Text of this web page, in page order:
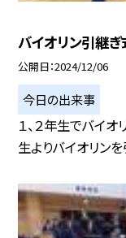
バイオリン引継ぎ
公開日 2024/12/06
今日の出来事
１、２年生でバイ
生よりバイオリン